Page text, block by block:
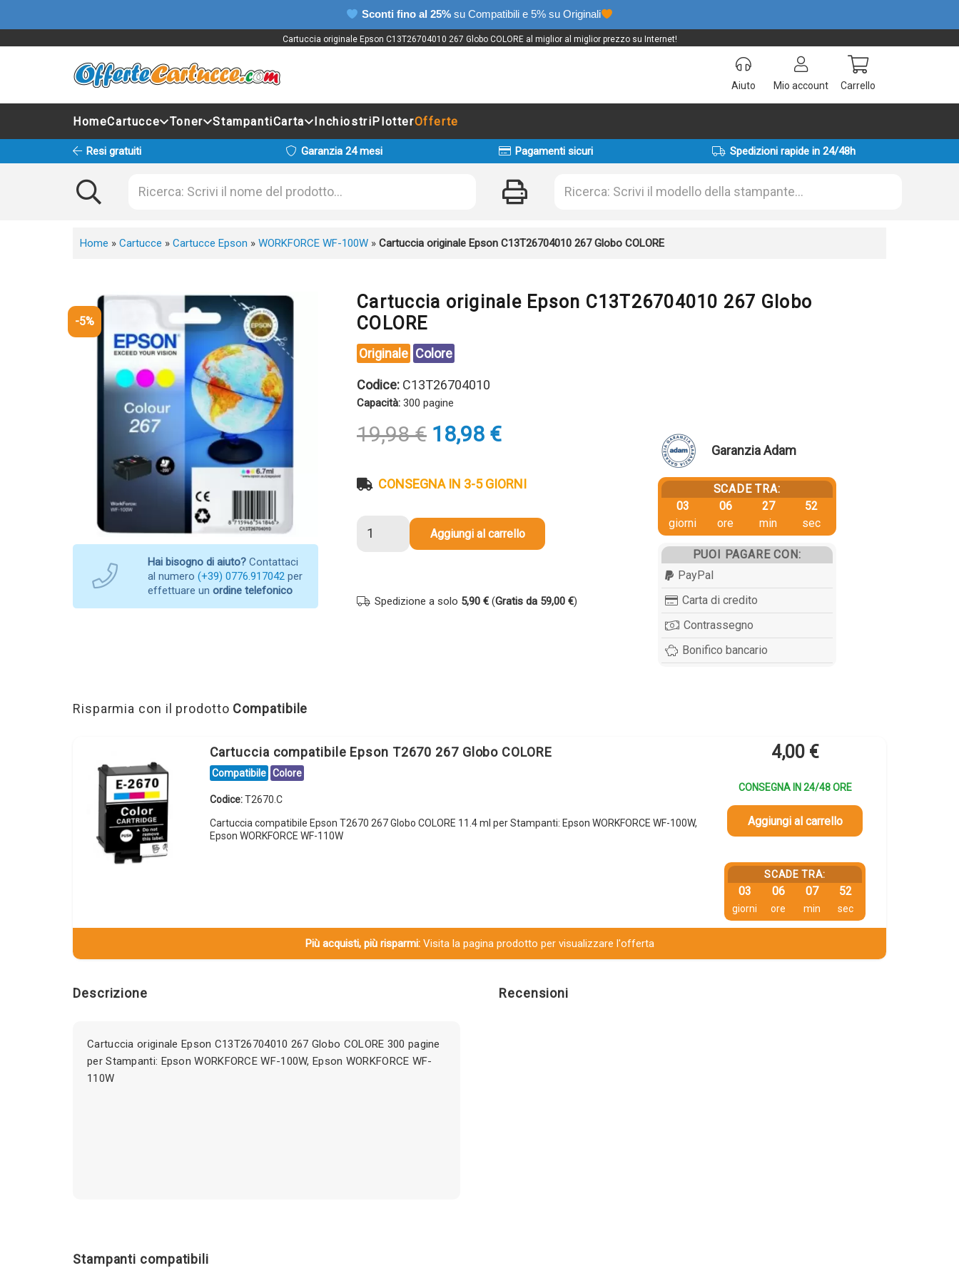
Sconti fino al 25% su Compatibili e 5% su Originali
Cartuccia originale Epson C13T26704010 267 Globo COLORE al miglior al miglior prezzo su Internet!
Aiuto Mio account Carrello
HomeCartucce Toner StampantiCarta InchiostriPlotterOfferte
Resi gratuiti Garanzia 24 mesi Pagamenti sicuri Spedizioni rapide in 24/48h
Home » Cartucce » Cartucce Epson » WORKFORCE WF-100W » Cartuccia originale Epson C13T26704010 267 Globo COLORE
-5%
Hai bisogno di aiuto? Contattaci
al numero (+39) 0776.917042 per
effettuare un ordine telefonico
Cartuccia originale Epson C13T26704010 267 Globo
COLORE
Originale Colore
Codice: C13T26704010
Capacità: 300 pagine
19,98€ Il
prezzo
era:
18,98 €Il
è:
CONSEGNA IN 3-5 GIORNI
Cartuccia
originale
Globo
Aggiungi al carrello
Spedizione a solo 5,90 € (Gratis da 59,00 €)
Garanzia Adam
SCADE TRA:
03
giorni
06
ore
27
min
51
sec
PUOI PAGARE CON:
PayPal
Carta di credito
Contrassegno
Bonifico bancario
Risparmia con il prodotto Compatibile
Cartuccia compatibile Epson T2670 267 Globo COLORE
Compatibile Colore
Codice:T2670.C
Cartuccia compatibile Epson T2670 267 Globo COLORE 11.4 ml per Stampanti: Epson WORKFORCE WF-100W,
Epson WORKFORCE WF-110W
4,00 €
CONSEGNA IN 24/48 ORE
Aggiungi al carrello
SCADE TRA:
03
giorni
06
ore
07
min
51
sec
Più acquisti, più risparmi:Visita la pagina prodotto per visualizzare l'offerta
Descrizione
Cartuccia originale Epson C13T26704010 267 Globo COLORE 300 pagine
per Stampanti: Epson WORKFORCE WF-100W, Epson WORKFORCE WF-
110W
Recensioni
Stampanti compatibili